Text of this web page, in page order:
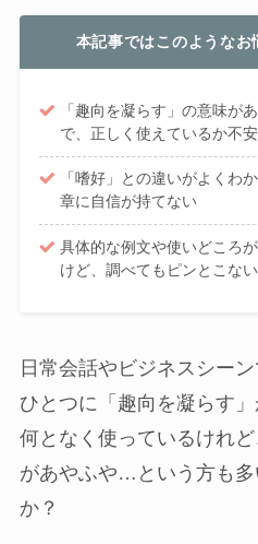
本記事ではこのような
「趣向を凝らす」の意味が
で、正しく使えているか不安
「嗜好」との違いがよくわ
章に自信が持てない
具体的な例文や使いどころ
けど、調べてもピンとこない
日常会話やビジネスシー
ひとつに「趣向を凝らす」
何となく使っているけれ
があやふや…という方も多
か？